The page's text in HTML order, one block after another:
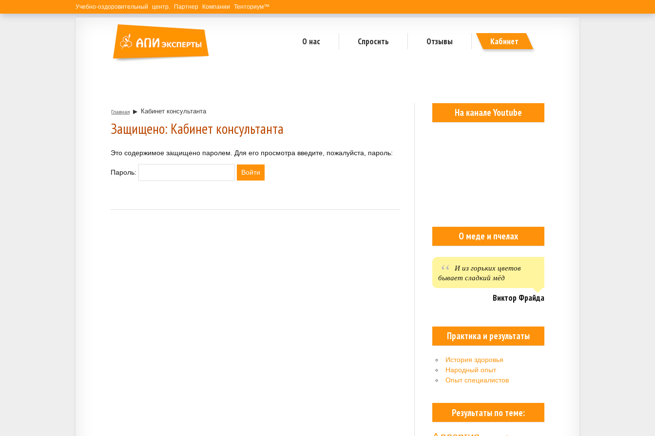
Учебно-оздоровительный центр. Партнер Компании Тенториум™
О нас Спросить Отзывы Кабинет
Главная ▶ Кабинет консультанта
Защищено: Кабинет консультанта
Это содержимое защищено паролем. Для его просмотра введите, пожалуйста, пароль:
Пароль:
На канале Youtube
О меде и пчелах
И из горьких цветов
бывает сладкий мёд
Виктор Фрайда
Практика и результаты
История здоровья
Народный опыт
Опыт специалистов
Результаты по теме: